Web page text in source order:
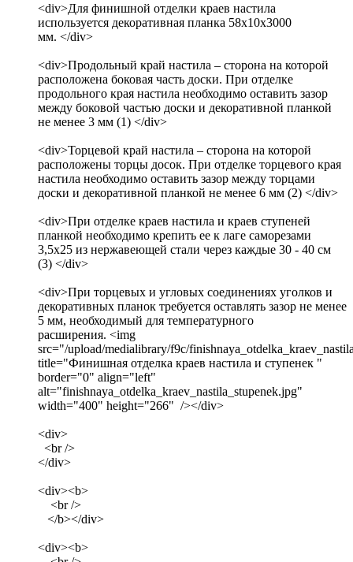
<div>Для финишной отделки краев настила
используется декоративная планка 58х10х3000
мм. </div>
<div>Продольный край настила – сторона на которой
расположена боковая часть доски. При отделке
продольного края настила необходимо оставить зазор
между боковой частью доски и декоративной планкой
не менее 3 мм (1) </div>
<div>Торцевой край настила – сторона на которой
расположены торцы досок. При отделке торцевого края
настила необходимо оставить зазор между торцами
доски и декоративной планкой не менее 6 мм (2) </div>
<div>При отделке краев настила и краев ступеней
планкой необходимо крепить ее к лаге саморезами
3,5х25 из нержавеющей стали через каждые 30 - 40 см
(3) </div>
<div>При торцевых и угловых соединениях уголков и
декоративных планок требуется оставлять зазор не менее
5 мм, необходимый для температурного
расширения. <img
src="/upload/medialibrary/f9c/
title="Финишная отделка краев настила и ступенек "
border="0" align="left"
alt="finishnaya_otdelka_kraev_nastila_stupenek.jpg"
width="400" height="266" /></div>
<div>
<br />
</div>
<div><b>
<br />
</b></div>
<div><b>